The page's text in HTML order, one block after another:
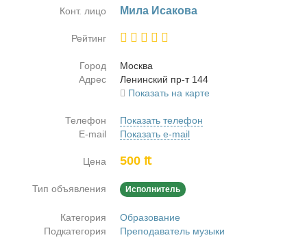
Конт. лицо Ми­ла Ис­а­ко­ва
Рейтинг
Город
Москва
Адрес
Ле­нин­ский пр-т 144
Показать на карте
Телефон
Показать телефон
E-mail
Показать e-mail
Цена 500 ₶
Тип объявления Исполнитель
Категория
Образование
Подкатегория
Преподаватель музыки